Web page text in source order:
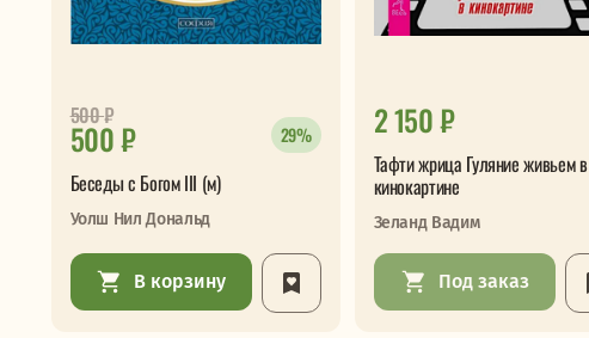
500 ₽
500₽
29%
Беседы с Богом III (м)
Уолш Нил Дональд
В корзину
2 150 ₽
Тафти жрица Гуляние живьем в
кинокартине
Зеланд Вадим
Под заказ